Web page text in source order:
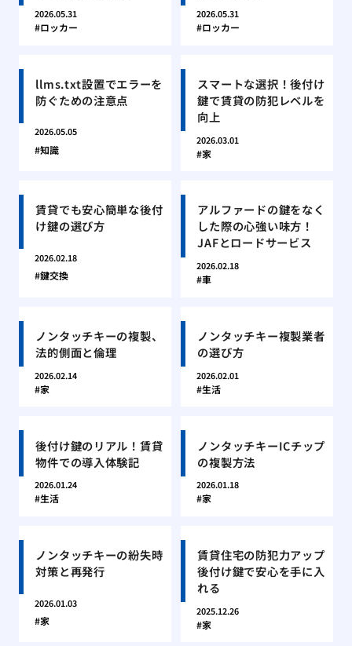
2026.05.31
ロッカー
2026.05.31
ロッカー
llms.txt設置でエラーを
防ぐための注意点
2026.05.05
知識
スマートな選択！後付け
鍵で賃貸の防犯レベルを
向上
2026.03.01
家
賃貸でも安心簡単な後付
け鍵の選び方
2026.02.18
鍵交換
アルファードの鍵をなく
した際の心強い味方！
JAFとロードサービス
2026.02.18
車
ノンタッチキーの複製、
法的側面と倫理
2026.02.14
家
ノンタッチキー複製業者
の選び方
2026.02.01
生活
後付け鍵のリアル！賃貸
物件での導入体験記
2026.01.24
生活
ノンタッチキーICチップ
の複製方法
2026.01.18
家
ノンタッチキーの紛失時
対策と再発行
2026.01.03
家
賃貸住宅の防犯力アップ
後付け鍵で安心を手に入
れる
2025.12.26
家